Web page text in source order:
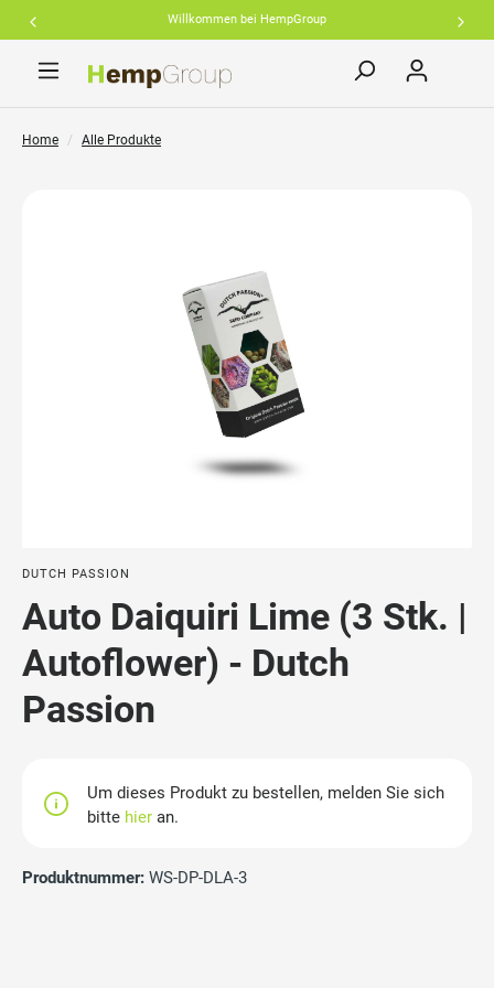
Willkommen bei HempGroup
springen
Home Alle Produkte
Auto Daiquiri Lime (3 Stk. |
Autoflower) - Dutch
Passion
DUTCH PASSION
Um dieses Produkt zu bestellen, melden Sie sich
bitte hier an.
Produktnummer: WS-DP-DLA-3